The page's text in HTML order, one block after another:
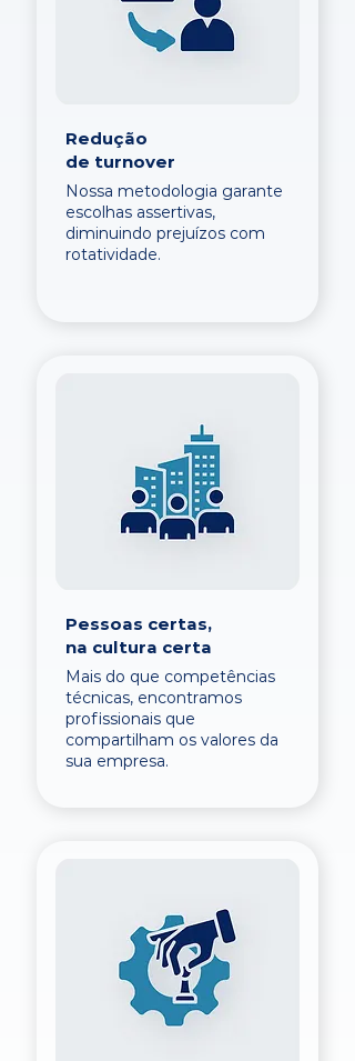
Redução
de turnover
Nossa metodologia garante
escolhas assertivas,
diminuindo prejuízos com
rotatividade.
Pessoas certas,
na cultura certa
Mais do que competências
técnicas, encontramos
profissionais que
compartilham os valores da
sua empresa.